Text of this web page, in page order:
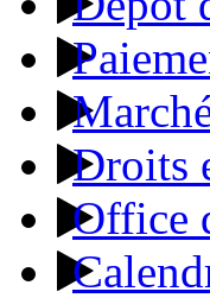
Droits
Office